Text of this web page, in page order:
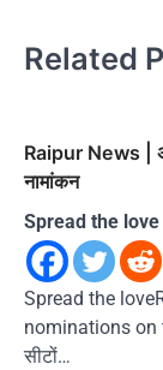
Related
Raipur News |
नामांकन
Spread the love
Spread the
nominations on
सीटों…